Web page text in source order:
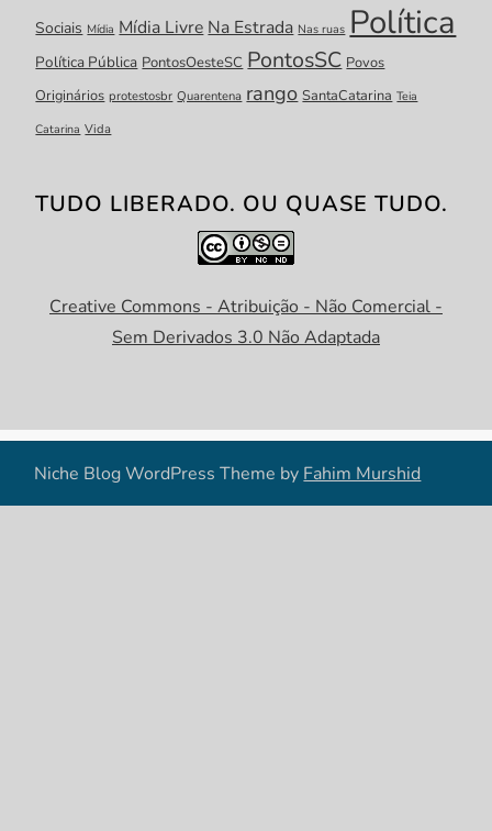
Sociais Mídia Mídia Livre Na Estrada Nas ruas Política
Política Pública PontosOesteSC PontosSC Povos
Originários protestosbr Quarentena rango SantaCatarina Teia
Catarina Vida
TUDO LIBERADO. OU QUASE TUDO.
Creative Commons - Atribuição - Não Comercial -
Sem Derivados 3.0 Não Adaptada
Niche Blog WordPress Theme by Fahim Murshid